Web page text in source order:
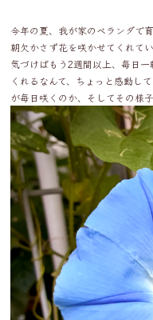
今年の夏、我が家のベランダで
朝欠かさず花を咲かせてくれて
気づけばもう2週間以上、毎日
くれるなんて、ちょっと感動し
が毎日咲くのか、そしてその様